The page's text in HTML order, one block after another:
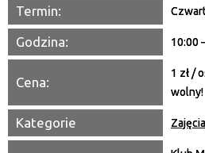
Termin:
Godzina: 10:00
Cena:
1 zł /
wolny!
Kategorie Zajęcia